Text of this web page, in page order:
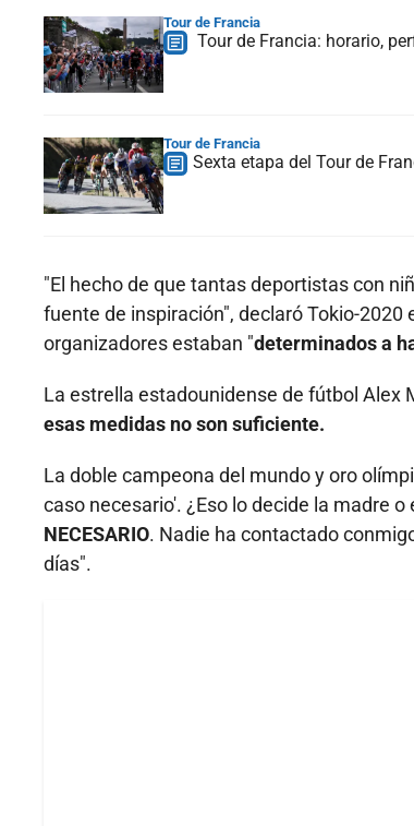
Tour de Francia
Tour de Francia: horario,
Tour de Francia
Sexta etapa del Tour de
"El hecho de que tantas deportistas con
fuente de inspiración", declaró Tokio-
organizadores estaban "determinados a
La estrella estadounidense de fútbol Alex
esas medidas no son suficiente.
La doble campeona del mundo y oro
caso necesario'. ¿Eso lo decide la madre o
NECESARIO. Nadie ha contactado
días".